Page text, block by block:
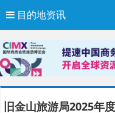
目的地资讯
旧金山旅游局2025年